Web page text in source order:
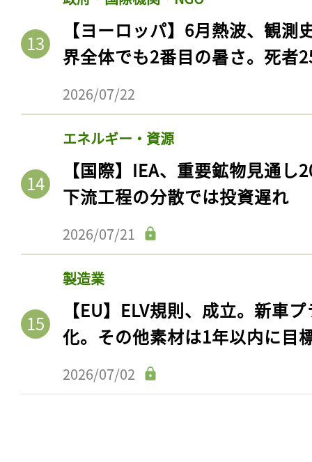
【ヨーロッパ】6月熱波、観
界全体でも2番目の暑さ。死者
2026/07/22
エネルギー・資源
【国際】IEA、重要鉱物見通
下流工程の分散では投資遅れ
2026/07/21
製造業
【EU】ELV規則、成立。新車
化。その他素材は1年以内に目
2026/07/02